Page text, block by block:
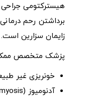
هیسترکتومی جراحی
برداشتن رحم
زایمان سزارین است. اکثر
پزشک متخصص ممکن
خونریزی غیر
آدنومیوز (Adenomyosis)